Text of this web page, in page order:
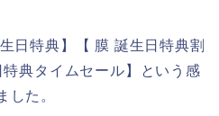
日特典】【 膜 誕生日特典割
典タイムセール】という感
した。